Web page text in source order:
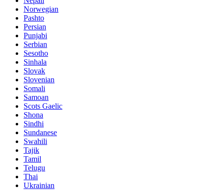
Norwegian
Pashto
Persian
Punjabi
Serbian
Sesotho
Sinhala
Slovak
Slovenian
Somali
Samoan
Scots Gaelic
Shona
Sindhi
Sundanese
Swahili
Tajik
Tamil
Telugu
Thai
Ukrainian